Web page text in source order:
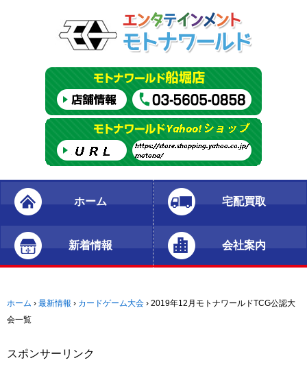
ホーム 宅配買取
新着情報 会社案内
ホーム › 最新情報 › カードゲーム大会 › 2019年12月モトナワールドTCG公認大
会一覧
スポンサーリンク